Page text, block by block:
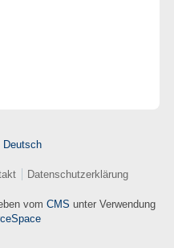
Deutsch
Datenschutzerklärung
vom CMS unter Verwendung